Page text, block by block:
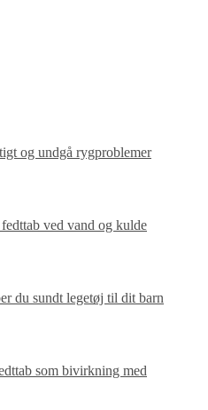
og undgå rygproblemer
ved vand og kulde
du sundt legetøj til dit barn
som bivirkning med